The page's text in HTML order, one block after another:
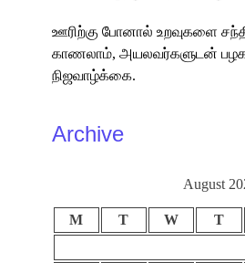
ஊரிற்கு போனால் உறவுகளை
காணலாம், அயலவர்களுடன்
நிஜவாழ்க்கை.
Archive
August
M T W T